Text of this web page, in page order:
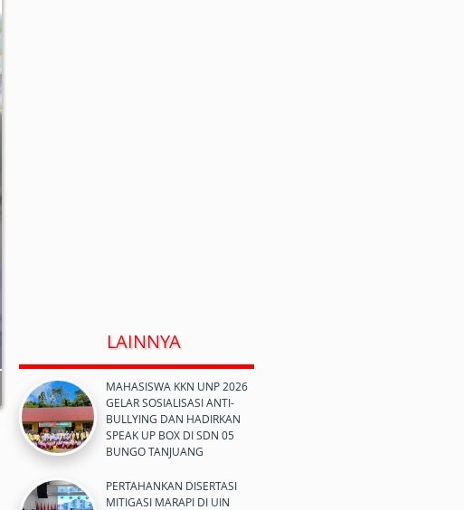
LAINNYA
MAHASISWA KKN UNP 2026
GELAR SOSIALISASI ANTI-
BULLYING DAN HADIRKAN
SPEAK UP BOX DI SDN 05
BUNGO TANJUANG
PERTAHANKAN DISERTASI
MITIGASI MARAPI DI UIN